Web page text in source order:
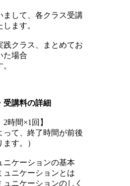
まして、各クラス受講
ます。
践クラス、まとめてお
た場合
受講料の詳細
時間×1回】
って、終了時間が前後
す。）
ニケーションの基本
ュニケーションとは
ュニケーションのしく